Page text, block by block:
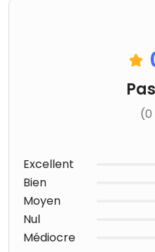
(0
Excellent
Bien
Moyen
Nul
Médiocre